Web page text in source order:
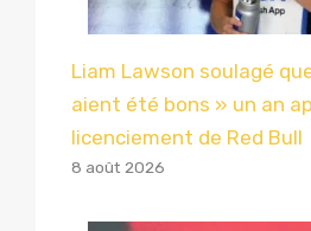
Liam Lawson soulagé
aient été bons » un an
licenciement de Red Bull
8 août 2026